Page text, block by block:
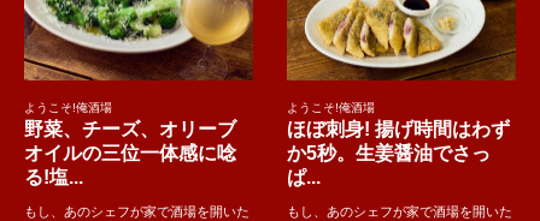
ようこそ!俺酒場
野菜、チーズ、オリーブ
オイルの三位一体感に唸
る!塩...
もし、あのシェフが家で酒場を開いた
ようこそ!俺酒場
ほぼ刺身! 揚げ時間はわず
か5秒。生姜醤油でさっ
ぱ...
もし、あのシェフが家で酒場を開いた